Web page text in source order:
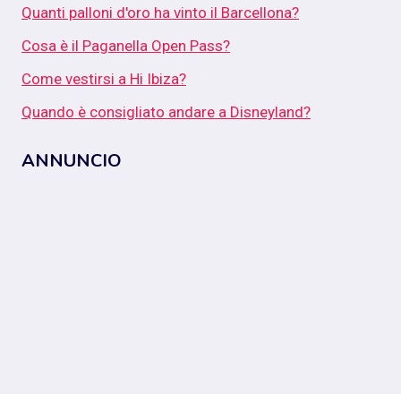
Quanti palloni d'oro ha vinto il Barcellona?
Cosa è il Paganella Open Pass?
Come vestirsi a Hi Ibiza?
Quando è consigliato andare a Disneyland?
ANNUNCIO